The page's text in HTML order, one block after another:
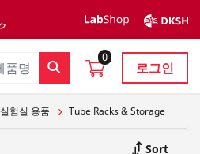
0
로그인
실험실 용품 Tube Racks & Storage
Sort